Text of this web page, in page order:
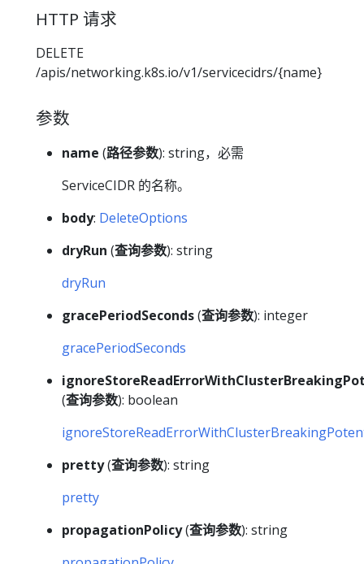
HTTP 请求
DELETE
/apis/networking.k8s.io/v1/servicecidrs/{name}
参数
name (路径参数): string，必需
ServiceCIDR 的名称。
body: DeleteOptions
dryRun (查询参数): string
dryRun
gracePeriodSeconds(查询参数): integer
gracePeriodSeconds
(查询参数): boolean
pretty(查询参数): string
pretty
propagationPolicy(查询参数): string